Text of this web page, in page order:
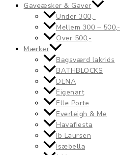
Gaveæsker & Gaver
Under 300,-
Mellem 300 – 500,-
Over 500,-
Mærker
Bagsværd lakrids
BATHBLOCKS
DËNA
Eigenart
Elle Porte
Everleigh & Me
Havafiesta
Ib Laursen
Isæbella